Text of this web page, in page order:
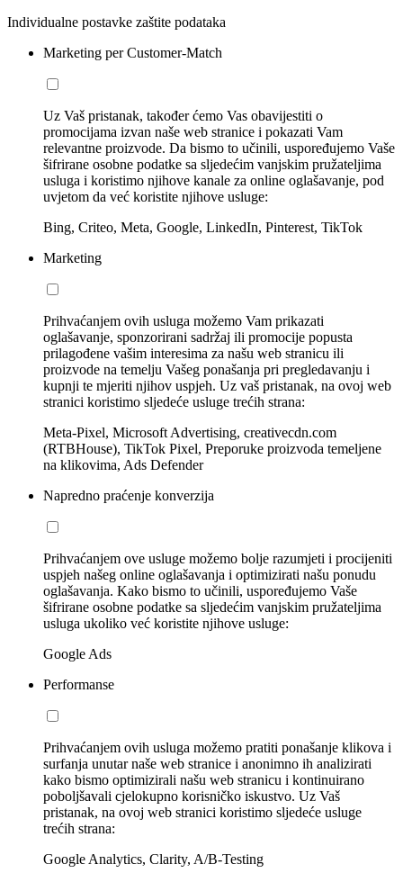
Individualne postavke zaštite podataka
Marketing per Customer-Match
Uz Vaš pristanak, također ćemo Vas obavijestiti o
promocijama izvan naše web stranice i pokazati Vam
relevantne proizvode. Da bismo to učinili, uspoređujemo Vaše
šifrirane osobne podatke sa sljedećim vanjskim pružateljima
usluga i koristimo njihove kanale za online oglašavanje, pod
uvjetom da već koristite njihove usluge:
Bing, Criteo, Meta, Google, LinkedIn, Pinterest, TikTok
Marketing
Prihvaćanjem ovih usluga možemo Vam prikazati
oglašavanje, sponzorirani sadržaj ili promocije popusta
prilagođene vašim interesima za našu web stranicu ili
proizvode na temelju Vašeg ponašanja pri pregledavanju i
kupnji te mjeriti njihov uspjeh. Uz vaš pristanak, na ovoj web
stranici koristimo sljedeće usluge trećih strana:
Meta-Pixel, Microsoft Advertising, creativecdn.com
(RTBHouse), TikTok Pixel, Preporuke proizvoda temeljene
na klikovima, Ads Defender
Napredno praćenje konverzija
Prihvaćanjem ove usluge možemo bolje razumjeti i procijeniti
uspjeh našeg online oglašavanja i optimizirati našu ponudu
oglašavanja. Kako bismo to učinili, uspoređujemo Vaše
šifrirane osobne podatke sa sljedećim vanjskim pružateljima
usluga ukoliko već koristite njihove usluge:
Google Ads
Performanse
Prihvaćanjem ovih usluga možemo pratiti ponašanje klikova i
surfanja unutar naše web stranice i anonimno ih analizirati
kako bismo optimizirali našu web stranicu i kontinuirano
poboljšavali cjelokupno korisničko iskustvo. Uz Vaš
pristanak, na ovoj web stranici koristimo sljedeće usluge
trećih strana:
Google Analytics, Clarity, A/B-Testing